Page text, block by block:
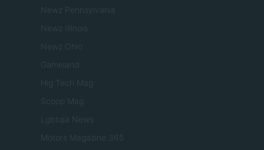
Newz Pennsylvania
Newz Illinois
Newz Ohio
Gameland
Hig Tech Mag
Scoop Mag
Lgbtqia News
Motors Magazine 365